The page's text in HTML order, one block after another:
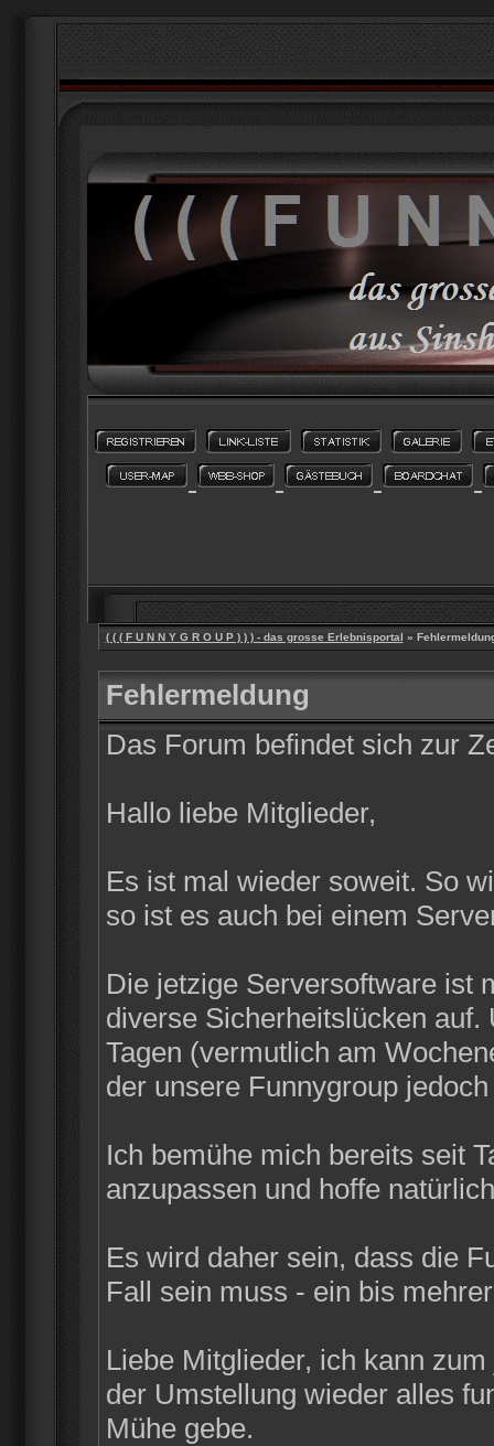
( ( ( F U N N Y G R O U P ) ) ) - das grosse Erlebnisportal »
Fehlermeldung
Das Forum befindet sich zur
Hallo liebe Mitglieder,
Es ist mal wieder soweit. So
so ist es auch bei einem
Die jetzige Serversoftware ist
diverse Sicherheitslücken
Tagen (vermutlich am
der unsere Funnygroup
Ich bemühe mich bereits seit
anzupassen und hoffe
Es wird daher sein, dass die
Fall sein muss - ein bis
Liebe Mitglieder, ich kann
der Umstellung wieder alles
Mühe gebe.